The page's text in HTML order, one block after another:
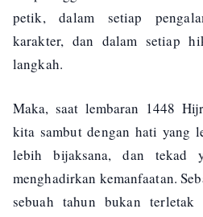
petik, dalam setiap
karakter, dan dalam setiap
langkah.
Maka, saat lembaran 1448
kita sambut dengan hati yang
lebih bijaksana, dan tekad
menghadirkan kemanfaatan.
sebuah tahun bukan